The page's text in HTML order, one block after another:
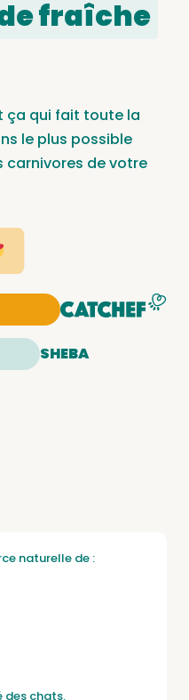
fraîche
ça qui fait toute la
le plus possible
carnivores de votre
SHEBA
naturelle de :
des chats.